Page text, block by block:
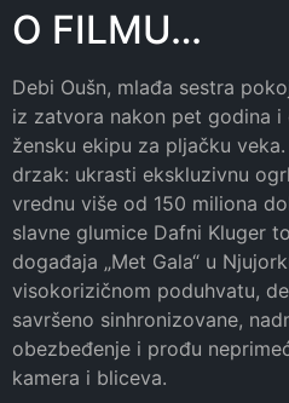
O FILMU…
Debi Oušn, mlađa sestra
iz zatvora nakon pet godina i
žensku ekipu za pljačku
drzak: ukrasti ekskluzivnu
vrednu više od 150 miliona
slavne glumice Dafni Kluger
događaja „Met Gala“ u
visokorizičnom poduhvatu,
savršeno sinhronizovane,
obezbeđenje i prođu
kamera i bliceva.